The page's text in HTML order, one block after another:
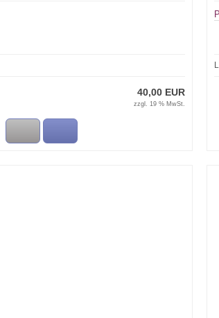
40,00 EUR
zzgl. 19 % MwSt.